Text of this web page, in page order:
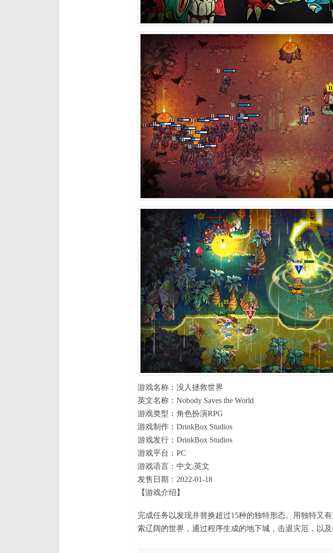
游戏名称：没人拯救世界
英文名称：Nobody Saves the World
游戏类型：角色扮演RPG
游戏制作：DrinkBox Studios
游戏发行：DrinkBox Studios
游戏平台：PC
游戏语言：中文,英文
发售日期：2022-01-18
【游戏介绍】
完成任务以发现并替换超过15种的独特形态。用独特又
索辽阔的世界，通过程序生成的地下城，击退灾厄，以及